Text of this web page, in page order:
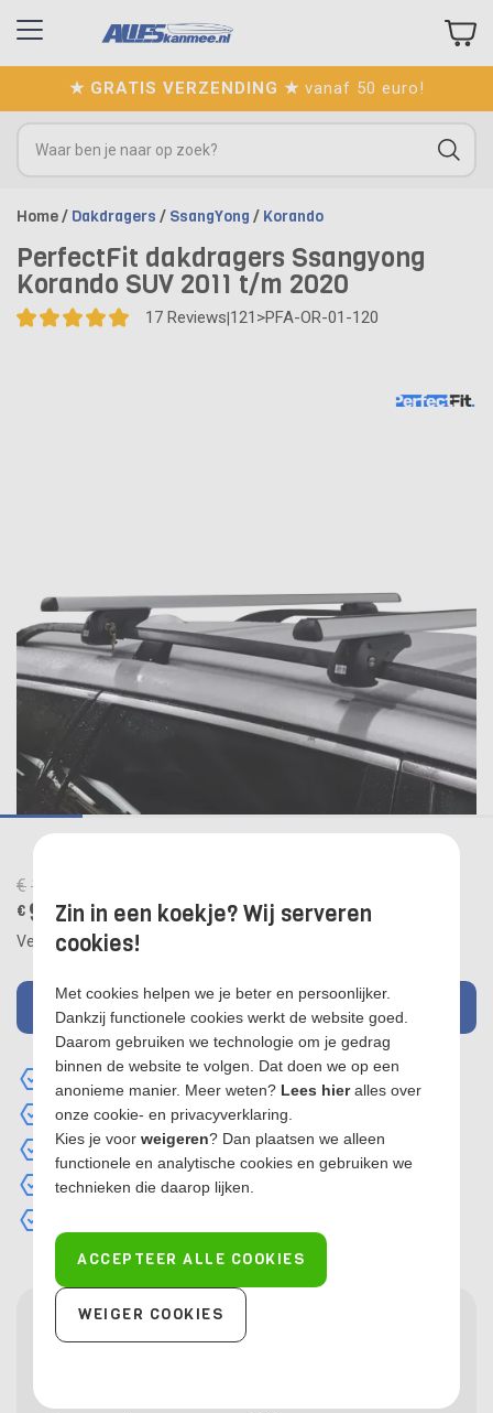
★ GRATIS VERZENDING ★vanaf 50 euro!
Home/ Dakdragers / SsangYong / Korando
PerfectFit dakdragers Ssangyong
Korando SUV 2011 t/m 2020
17 Reviews 121>PFA-OR-01-120
1 2 3 4 5 6
€ 119,95
€ 99,95
Verzendkosten: € 0,00
MAIL MIJ WANNEER OP VOORRAAD
Merk: PerfectFit Luna
Draagvermogen 90 kg
Veel verkocht!
Geschikt voor auto's met open dakrail
Geschikt voor
Zin in een koekje? Wij serveren
cookies!
Met cookies helpen we je beter en persoonlijker.
Dankzij functionele cookies werkt de website goed.
Daarom gebruiken we technologie om je gedrag
binnen de website te volgen. Dat doen we op een
anonieme manier. Meer weten? Lees hier alles over
onze cookie- en privacyverklaring.
Kies je voor weigeren? Dan plaatsen we alleen
functionele en analytische cookies en gebruiken we
technieken die daarop lijken.
ACCEPTEER ALLE COOKIES
WEIGER COOKIES